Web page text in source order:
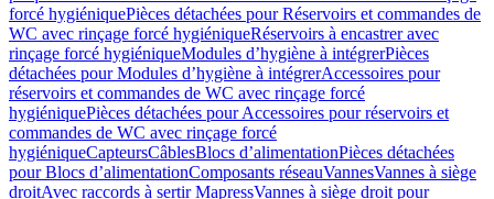
forcé hygiéniquePièces détachées pour Réservoirs et commandes de
WC avec rinçage forcé hygiéniqueRéservoirs à encastrer avec
rinçage forcé hygiéniqueModules d’hygiène à intégrerPièces
détachées pour Modules d’hygiène à intégrerAccessoires pour
réservoirs et commandes de WC avec rinçage forcé
hygiéniquePièces détachées pour Accessoires pour réservoirs et
commandes de WC avec rinçage forcé
hygiéniqueCapteursCâblesBlocs d’alimentationPièces détachées
pour Blocs d’alimentationComposants réseauVannesVannes à siège
droitAvec raccords à sertir MapressVannes à siège droit pour